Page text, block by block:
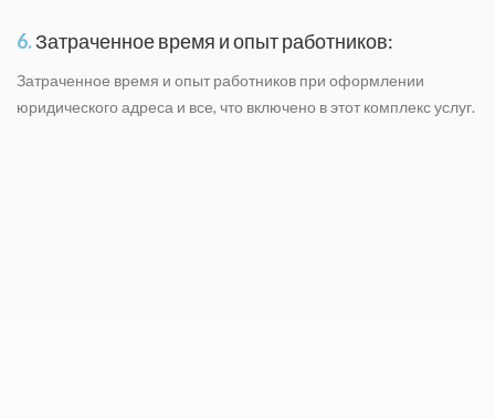
6.Затраченное время и опыт работников:
Затраченное время и опыт работников при оформлении
юридического адреса и все, что включено в этот комплекс услуг.